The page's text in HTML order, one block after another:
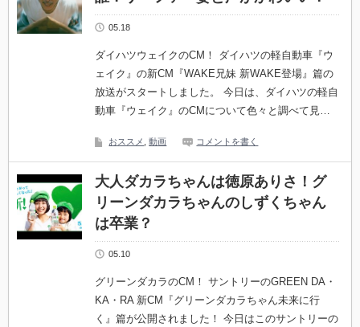
05.18
ダイハツウェイクのCM！ ダイハツの軽自動車『ウ
ェイク』の新CM『WAKE兄妹 新WAKE登場』篇の
放送がスタートしました。 今日は、ダイハツの軽自
動車『ウェイク』のCMについて色々と調べて見…
おススメ ,動画 コメントを書く
大人ダカラちゃんは徳原ありさ！グ
リーンダカラちゃんのしずくちゃん
は卒業？
05.10
グリーンダカラのCM！ サントリーのGREEN DA・
KA・RA 新CM『グリーンダカラちゃん未来に行
く』篇が公開されました！ 今日はこのサントリーの